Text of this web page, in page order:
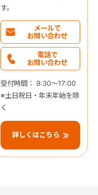
す。
メールで
お問い合わせ
電話で
お問い合わせ
受付時間： 9:30～17:00
※土日祝日・年末年始を除
く
詳しくはこちら